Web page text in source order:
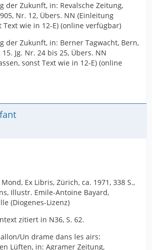
der Zukunft, in: Revalsche Zeitung,
Nr. 12, Übers. NN (Einleitung
Text wie in 12-E) (online verfügbar)
der Zukunft, in: Berner Tagwacht, Bern,
Jg. Nr. 24 bis 25, Übers. NN
sonst Text wie in 12-E) (online
Ex Libris, Zürich, ca. 1971, 338 S.,
Illustr. Emile-Antoine Bayard,
(Diogenes-Lizenz)
zitiert in N36, S. 62.
Un drame dans les airs:
Lüften, in: Agramer Zeitung,